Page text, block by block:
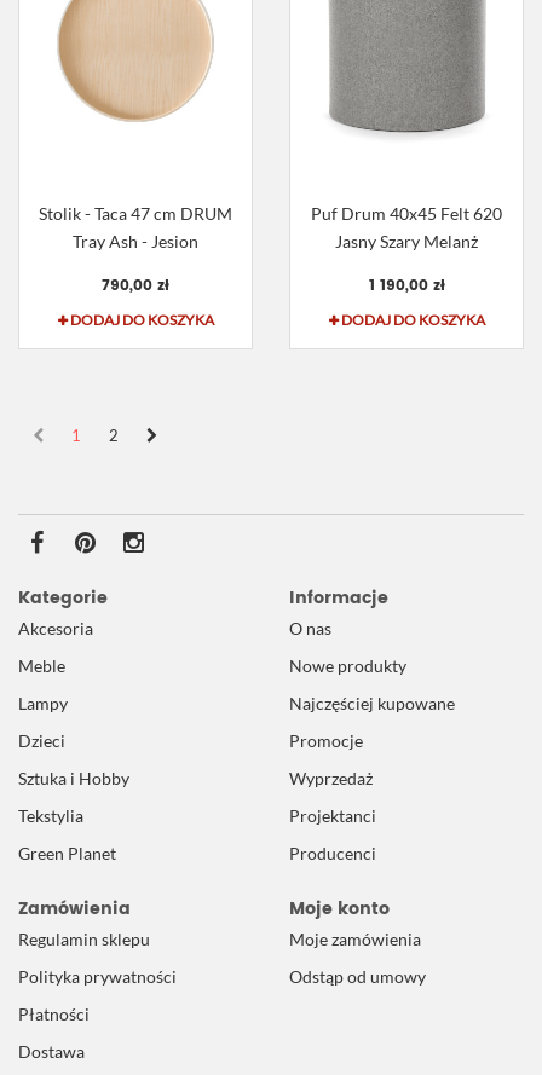
Stolik - Taca 47 cm DRUM
Tray Ash - Jesion
790,00 zł
DODAJ DO KOSZYKA
Puf Drum 40x45 Felt 620
Jasny Szary Melanż
1 190,00 zł
DODAJ DO KOSZYKA
1 2
Kategorie
Akcesoria
Meble
Lampy
Dzieci
Sztuka i Hobby
Tekstylia
Green Planet
Informacje
O nas
Nowe produkty
Najczęściej kupowane
Promocje
Wyprzedaż
Projektanci
Producenci
Zamówienia
Regulamin sklepu
Polityka prywatności
Płatności
Dostawa
Moje konto
Moje zamówienia
Odstąp od umowy